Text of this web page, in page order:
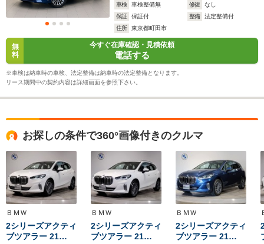
車検
車検整備無 修復
なし
保証
保証付 整備
法定整備付
住所
東京都町田市
無
料
今すぐ在庫確認・見積依頼
電話する
※車検は納車時の車検、法定整備は納車時の法定整備となります。
リース期間中の契約内容は詳細画面を参照下さい。
お探しの条件で360°画像付きのクルマ
ＢＭＷ
2シリーズアクティ
ブツアラー 21…
ＢＭＷ
2シリーズアクティ
ブツアラー 21…
ＢＭＷ
2シリーズアクティ
ブツアラー 21…